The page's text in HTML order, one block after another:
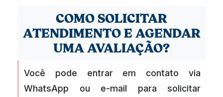
COMO SOLICITAR
ATENDIMENTO E AGENDAR
UMA AVALIAÇÃO?
Você pode entrar em contato via
WhatsApp ou e-mail para solicitar